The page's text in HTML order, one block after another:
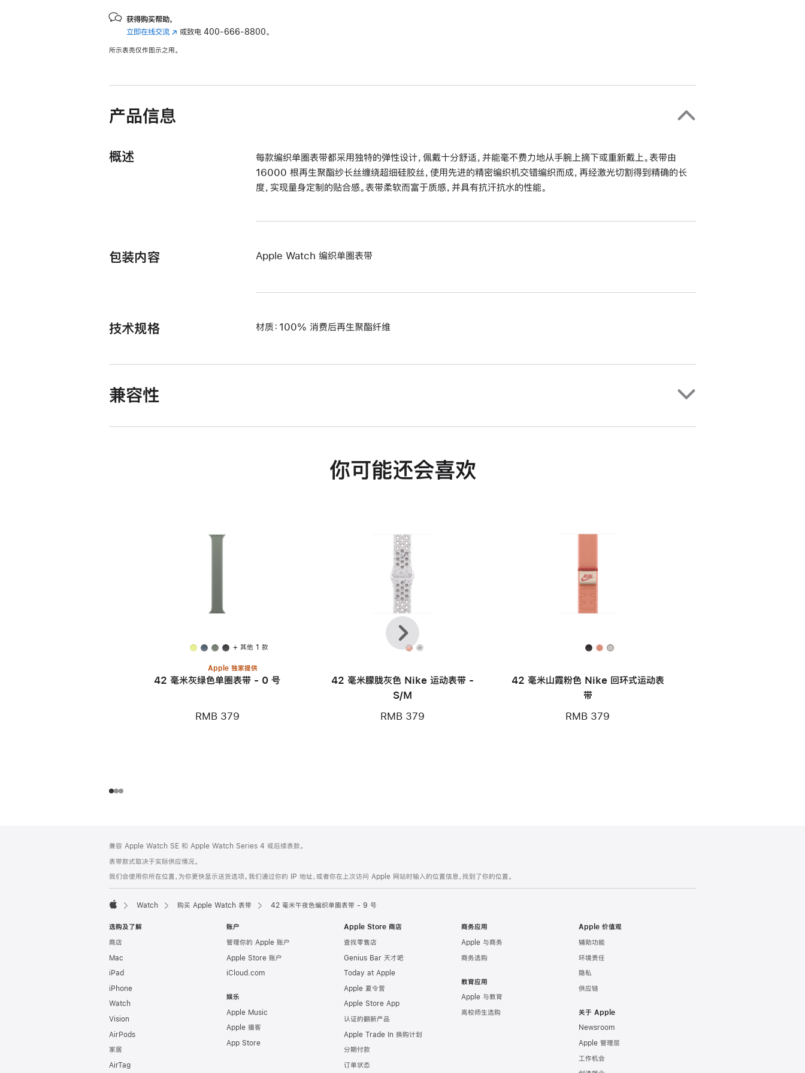
获得购买帮助，
立即在线交流 (在 或致电400-666-8800。
所示表壳仅作图示之用。
产品信息
概述
每款编织单圈表带都采用独特的弹性设计，佩戴十分舒适，并能毫不费力地从手腕上摘下或重新戴上。表带由
16000 根再生聚酯纱长丝缠绕超细硅胶丝，使用先进的精密编织机交错编织而成，再经激光切割得到精确的长
度，实现量身定制的贴合感。表带柔软而富于质感，并具有抗汗抗水的性能。
包装内容 Apple Watch 编织单圈表带
技术规格 材质：100% 消费后再生聚酯纤维
兼容性
你可能还会喜欢
+ 其他 1 款
Apple 独家提供
42 毫米灰绿色单圈表带 - 0 号
RMB 379
42 毫米朦胧灰色 Nike 运动表带 -
S/M
RMB 379
42 毫米山霞粉色 Nike 回环式运动表
带
RMB 379
上
一
个
下
一
个
页
页
脚
注
兼容 Apple Watch SE 和 Apple Watch Series 4 或后续表款。
表带款式取决于实际供应情况。
我们会使用你所在位置，为你更快显示送货选项。我们通过你的 IP 地址，或者你在上次访问 Apple 网站时输入的位置信息，找到了你的位置。
Watch 购买 Apple Watch 表带 42 毫米午夜色编织单圈表带 - 9 号
选购及了解
商店
Mac
iPad
iPhone
Watch
Vision
AirPods
家居
AirTag
账户
管理你的 Apple 账户
Apple Store 账户
iCloud.com
娱乐
Apple Music
Apple 播客
App Store
Apple Store 商店
查找零售店
Genius Bar 天才吧
Today at Apple
Apple 夏令营
Apple Store App
认证的翻新产品
Apple Trade In 换购计划
分期付款
订单状态
商务应用
Apple 与商务
商务选购
教育应用
Apple 与教育
高校师生选购
Apple 价值观
辅助功能
环境责任
隐私
供应链
关于 Apple
Newsroom
Apple 管理层
工作机会